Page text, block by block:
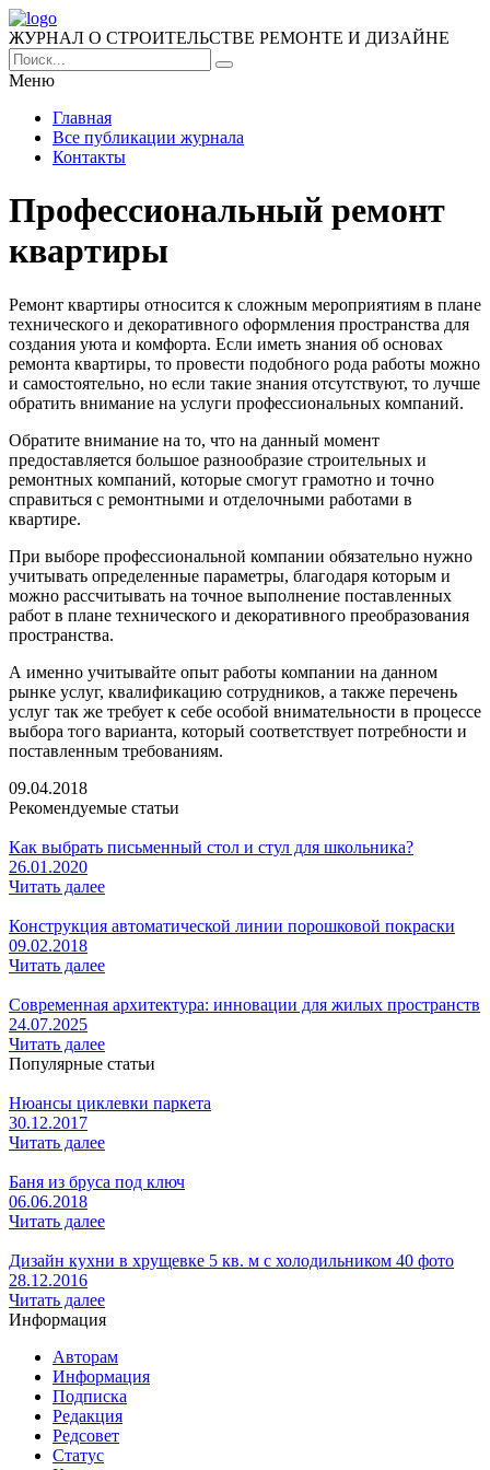
ЖУРНАЛ О СТРОИТЕЛЬСТВЕ РЕМОНТЕ И ДИЗАЙНЕ
Меню
Главная
Все публикации журнала
Контакты
Профессиональный ремонт
квартиры
Ремонт квартиры относится к сложным мероприятиям в плане
технического и декоративного оформления пространства для
создания уюта и комфорта. Если иметь знания об основах
ремонта квартиры, то провести подобного рода работы можно
и самостоятельно, но если такие знания отсутствуют, то лучше
обратить внимание на услуги профессиональных компаний.
Обратите внимание на то, что на данный момент
предоставляется большое разнообразие строительных и
ремонтных компаний, которые смогут грамотно и точно
справиться с ремонтными и отделочными работами в
квартире.
При выборе профессиональной компании обязательно нужно
учитывать определенные параметры, благодаря которым и
можно рассчитывать на точное выполнение поставленных
работ в плане технического и декоративного преобразования
пространства.
А именно учитывайте опыт работы компании на данном
рынке услуг, квалификацию сотрудников, а также перечень
услуг так же требует к себе особой внимательности в процессе
выбора того варианта, который соответствует потребности и
поставленным требованиям.
09.04.2018
Рекомендуемые статьи
Как выбрать письменный стол и стул для школьника?
26.01.2020
Читать далее
Конструкция автоматической линии порошковой покраски
09.02.2018
Читать далее
Современная архитектура: инновации для жилых пространств
24.07.2025
Читать далее
Популярные статьи
Нюансы циклевки паркета
30.12.2017
Читать далее
Баня из бруса под ключ
06.06.2018
Читать далее
Дизайн кухни в хрущевке 5 кв. м с холодильником 40 фото
28.12.2016
Читать далее
Информация
Авторам
Информация
Подписка
Редакция
Редсовет
Статус